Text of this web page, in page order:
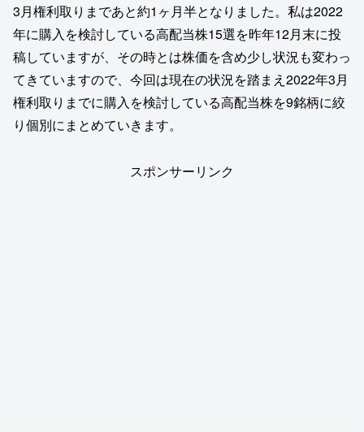
3月権利取りまであと約1ヶ月半となりました。私は2022
年に購入を検討している高配当株15選を昨年12月末に投
稿していますが、その時とは株価を含め少し状況も変わっ
てきていますので、今回は現在の状況を踏まえ2022年3月
権利取りまでに購入を検討している高配当株を9銘柄に絞
り個別にまとめていきます。
スポンサーリンク